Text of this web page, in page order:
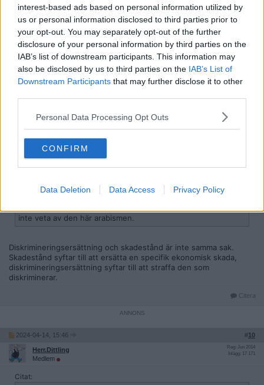
interest-based ads based on personal information utilized by
us or personal information disclosed to third parties prior to
your opt-out. You may separately opt-out of the further
disclosure of your personal information by third parties on the
IAB’s list of downstream participants. This information may
also be disclosed by us to third parties on the IAB’s List of
Downstream Participants that may further disclose it to other
Personal Data Processing Opt Outs
CONFIRM
Data Deletion Data Access Privacy Policy
Folk som förlorar både armar och ben får betydligt mindre i
skadestånd.
Det är ingen måtta på denna idioti.
Det som oroar mig är att jag känner igen ordet hijab, jag vill inte
veta av den här arabismen.
Citera
Nulb
Reg: Nov 2010
Ursprungligen postat av
Folk som förlorar både armar och ben får betydligt mindre i
Det är ingen måtta på denna idioti.
inte veta av den här arabismen.
Diskrimineringsersättning och skadestånd är inte samma sak.
Skadestånd syftar till att ersätta en specifik ekonomisk skada,
diskrimineringsersättning syftar till att straffa den som
diskriminerar.
Citera
2024-04-14, 15:46 #10
Herr.Dittling
Medlem
Reg: Jun 2014
Inlägg: 17 171
Citat: